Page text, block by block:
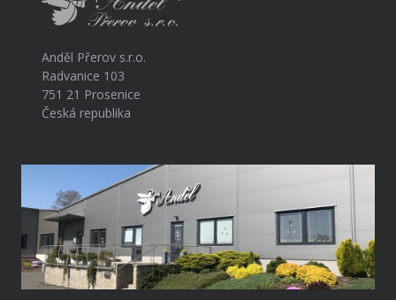
Anděl Přerov s.r.o.
Radvanice 103
751 21 Prosenice
Česká republika